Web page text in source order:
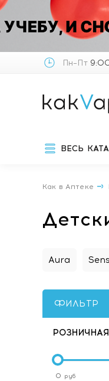
Пн–Пт
ВЕСЬ
Как в Аптеке
Aura
ФИЛЬТР
0 руб